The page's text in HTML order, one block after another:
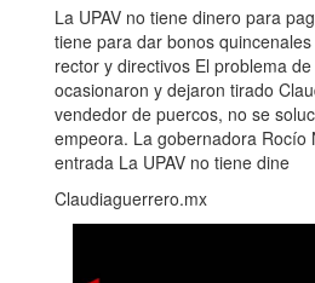
La UPAV no tiene dinero para
tiene para dar bonos
rector y directivos El problema de
ocasionaron y dejaron tirado
vendedor de puercos, no se
empeora. La gobernadora
entrada La UPAV no tiene dine
Claudiaguerrero.mx